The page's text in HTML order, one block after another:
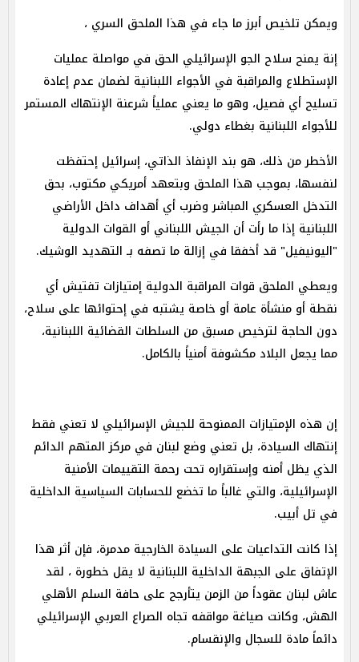
ويمكن تلخيص أبرز ما جاء في هذا الملحق السري ،
إنة يمنح سلاح الجو الإسرائيلي الحق في مواصلة عمليات
الإستطلاع والمراقبة في الأجواء اللبنانية لضمان عدم إعادة
تسليح أي فصيل، وهو ما يعني عملياً شرعنة الإنتهاك المستمر
للأجواء اللبنانية بغطاء دولي.
الأخطر من ذلك، هو بند الإنفاذ الذاتي، إسرائيل إحتفظت
لنفسها، بموجب هذا الملحق وبتعهد أمريكي مكتوب، بحق
التدخل العسكري المباشر وضرب أي أهداف داخل الأراضي
اللبنانية إذا ما رأت أن الجيش اللبناني أو القوات الدولية
"اليونيفيل" قد أخفقا في إزالة ما تصفه بـ التهديد الوشيك.
ويعطي الملحق قوات المراقبة الدولية إمتيازات تفتيش أي
نقطة أو منشأة عامة أو خاصة يشتبه في إحتوائها على سلاح،
دون الحاجة لترخيص مسبق من السلطات القضائية اللبنانية،
مما يجعل البلاد مكشوفة أمنياً بالكامل.
إن هذه الإمتيازات الممنوحة للجيش الإسرائيلي لا تعني فقط
إنتهاك السيادة، بل تعني وضع لبنان في مركز المتهم الدائم
الذي يظل أمنه وإستقراره تحت رحمة التقييمات الأمنية
الإسرائيلية، والتي غالباً ما تخضع للحسابات السياسية الداخلية
في تل أبيب.
إذا كانت التداعيات على السيادة الخارجية مدمرة، فإن أثر هذا
الإتفاق على الجبهة الداخلية اللبنانية لا يقل خطورة ، لقد
عاش لبنان عقوداً من الزمن يتأرجح على حافة السلم الأهلي
الهش، وكانت صياغة مواقفه تجاه الصراع العربي الإسرائيلي
دائماً مادة للسجال والإنقسام.